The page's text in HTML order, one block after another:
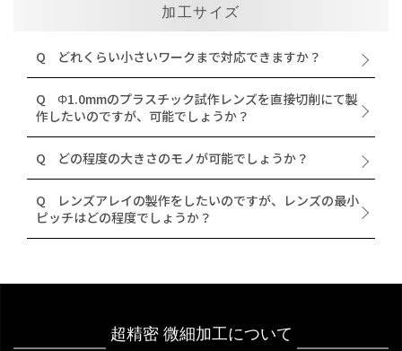
加工サイズ
Q どれくらい小さいワークまで対応できますか？
Q
Φ1.0mmのプラスチック試作レンズを直接切削にて製
作したいのですが、可能でしょうか？
Q どの程度の大きさのモノが可能でしょうか？
Q
レンズアレイの製作をしたいのですが、レンズの最小
ピッチはどの程度でしょうか？
超精密 微細加工について